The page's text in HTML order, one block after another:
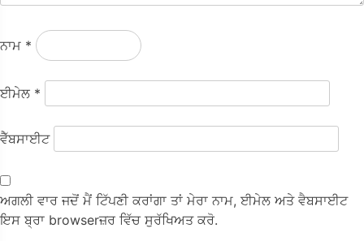
ਨਾਮ *
ਈਮੇਲ *
ਵੈੱਬਸਾਈਟ
ਅਗਲੀ ਵਾਰ ਜਦੋਂ ਮੈਂ ਟਿੱਪਣੀ ਕਰਾਂਗਾ ਤਾਂ ਮੇਰਾ ਨਾਮ, ਈਮੇਲ ਅਤੇ ਵੈਬਸਾਈਟ
ਇਸ ਬ੍ਰਾ browserਜ਼ਰ ਵਿੱਚ ਸੁਰੱਖਿਅਤ ਕਰੋ.